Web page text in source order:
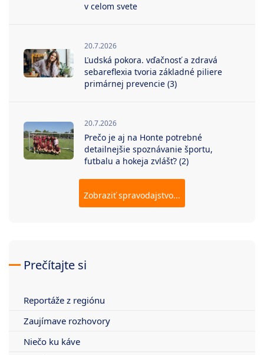
v celom svete
20.7.2026
Ľudská pokora. vďačnosť a zdravá
sebareflexia tvoria základné piliere
primárnej prevencie (3)
20.7.2026
Prečo je aj na Honte potrebné
detailnejšie spoznávanie športu,
futbalu a hokeja zvlášť? (2)
Zobraziť spravodajstvo...
Prečítajte si
Reportáže z regiónu
Zaujímave rozhovory
Niečo ku káve